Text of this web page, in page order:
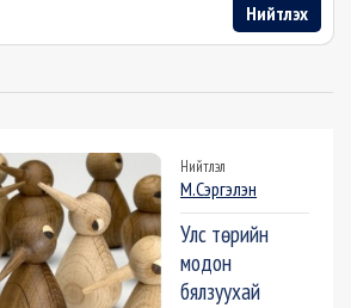
Нийтлэх
Нийтлэл
М.Сэргэлэн
Улс төрийн
модон
бялзуухай